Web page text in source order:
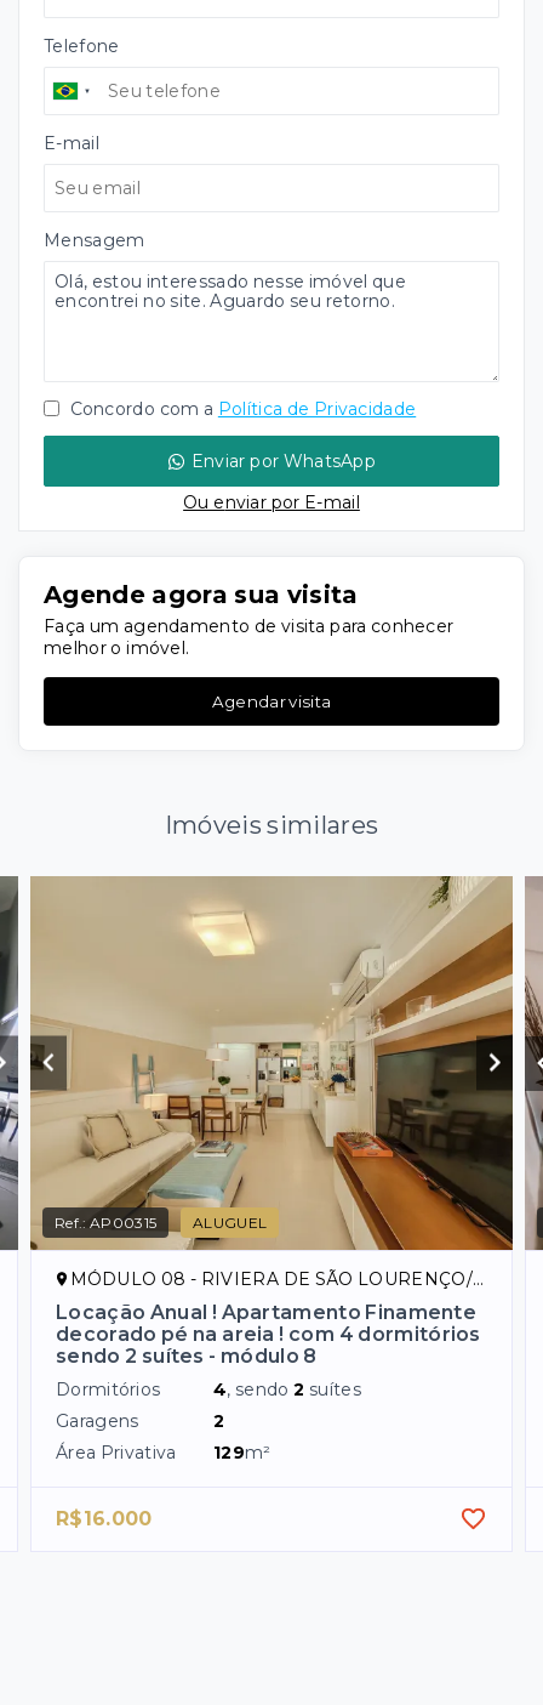
Telefone
E-mail
Mensagem
Concordo com a Política de Privacidade
Enviar por WhatsApp
Ou enviar por E-mail
Agende agora sua visita
Faça um agendamento de visita para conhecer
melhor o imóvel.
Agendar visita
Imóveis similares
Ref.:AP00315 ALUGUEL
MÓDULO 08 - RIVIERA DE SÃO LOURENÇO/SP
Locação Anual ! Apartamento Finamente
decorado pé na areia ! com 4 dormitórios
sendo 2 suítes - módulo 8
Dormitórios 4, sendo2 suítes
Garagens
2
Área Privativa
129m²
R$16.000